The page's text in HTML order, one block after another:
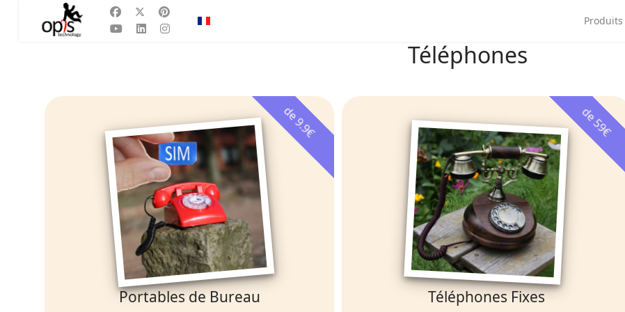
Sélectionnez votre langue Produits
Téléphones
de 9.9€
Portables de Bureau
de 59€
Téléphones Fixes